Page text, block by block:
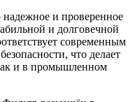
и проверенное
и долговечной
современным
что делает
и в промышленном